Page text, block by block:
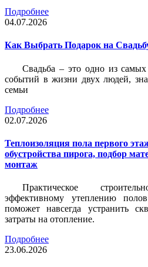
Подробнее
04.07.2026
Как Выбрать Подарок на
Свадьба – это одно из
событий в жизни двух людей,
семьи
Подробнее
02.07.2026
Теплоизоляция пола первого
обустройства пирога, подбор
монтаж
Практическое
эффективному утеплению
поможет навсегда устранить
затраты на отопление.
Подробнее
23.06.2026